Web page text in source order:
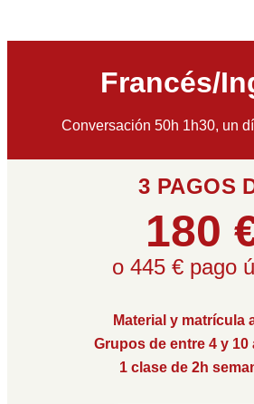
Francés/
Conversación 50h 1h30, un
3 PAGOS
180
o 445 € pago
Material y matrícula
Grupos de entre 4 y 10
1 clase de 2h